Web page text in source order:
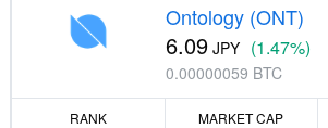
Ontology (ONT)
6.09 JPY (1.47%)
0.00000059 BTC
RANK MARKET CAP